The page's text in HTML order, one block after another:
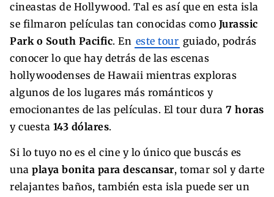
cineastas de Hollywood. Tal es así que en esta isla
se filmaron películas tan conocidas como Jurassic
Park o South Pacific. En este tour guiado, podrás
conocer lo que hay detrás de las escenas
hollywoodenses de Hawaii mientras exploras
algunos de los lugares más románticos y
emocionantes de las películas. El tour dura 7 horas
y cuesta 143 dólares.
Si lo tuyo no es el cine y lo único que buscás es
una playa bonita para descansar, tomar sol y darte
relajantes baños, también esta isla puede ser un